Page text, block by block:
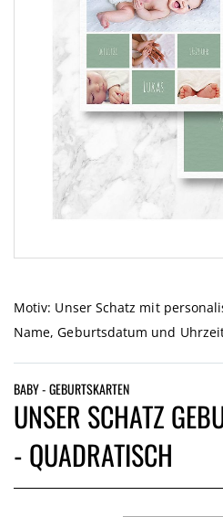
der
Bildgalerie
springen
Motiv: Unser Schatz mit
Name, Geburtsdatum und
BABY - GEBURTSKARTEN
UNSER SCHATZ
- QUADRATISCH